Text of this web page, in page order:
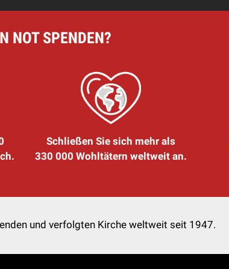
NOT SPENDEN?
Schließen Sie sich mehr als
330 000 Wohltätern weltweit an.
und verfolgten Kirche weltweit seit 1947.